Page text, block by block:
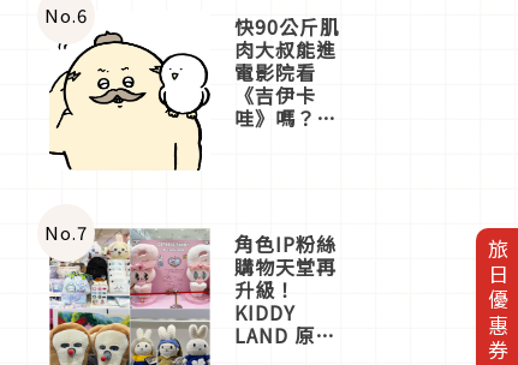
旅日優惠券
No.6 快90公斤肌
肉大叔能進
電影院看
《吉伊卡
哇》嗎？日
一同給出了
答案
No.7 角色IP粉絲
購物天堂再
升級！
KIDDY
LAND 原宿